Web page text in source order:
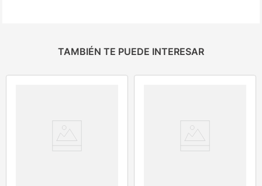
TAMBIÉN TE PUEDE INTERESAR